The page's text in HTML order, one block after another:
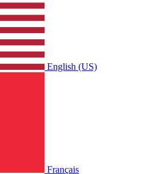
English (US)
Français